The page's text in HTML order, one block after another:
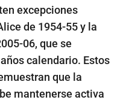
excepciones
de 1954-55 y la
06, que se
calendario. Estos
que la
mantenerse activa